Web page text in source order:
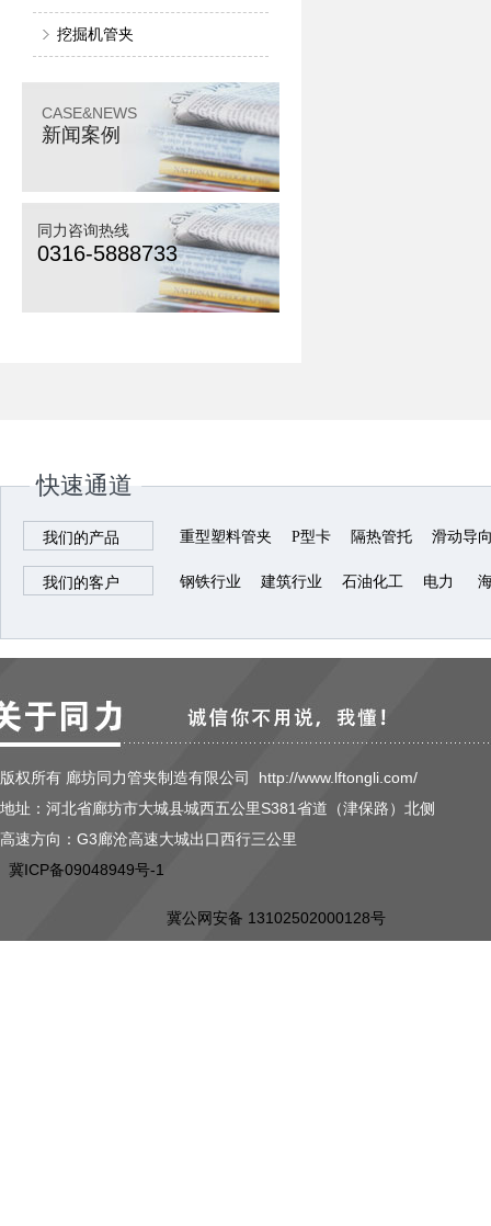
挖掘机管夹
CASE&NEWS
新闻案例
同力咨询热线
0316-5888733
快速通道
我们的产品 重型塑料管夹 P型卡 隔热管托 滑动导
我们的客户 钢铁行业 建筑行业 石油化工 电力
版权所有 廊坊同力管夹制造有限公司 http://www.lftongli.com/
地址：河北省廊坊市大城县城西五公里S381省道（津保路）北侧
高速方向：G3廊沧高速大城出口西行三公里
冀ICP备09048949号-1
冀公网安备 13102502000128号